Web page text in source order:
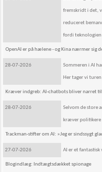
fremskridt i det,
reduceret
fordi teknologien
OpenAI er på hælene - og Kina nærmer sig
28-07-2026 Sommeren i AI
Her tager vi
Kræver indgreb: AI-chatbots bliver narret
28-07-2026 Selvom de store
kræver politikere
Trackman-stifter om AI: »Jeg er sindssygt
27-07-2026 AI er et
Blogindlæg: Indtægtsdækket spionage